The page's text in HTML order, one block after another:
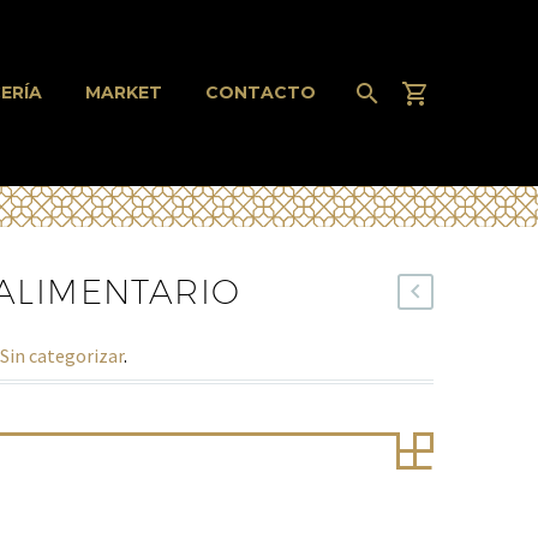
MARKET CONTACTO
Sin categorizar.